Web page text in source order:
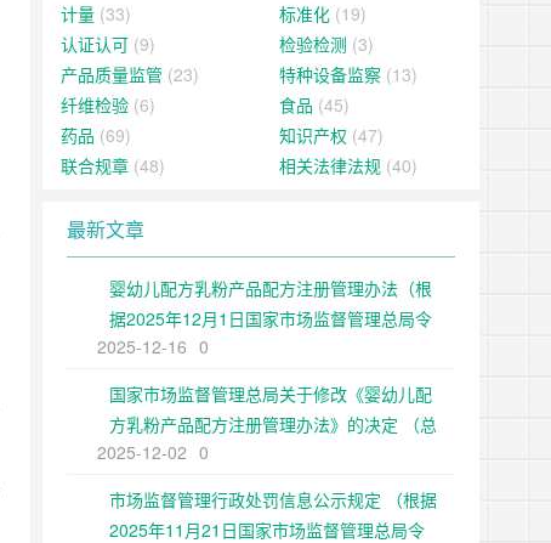
计量 (33) 标准化 (19)
认证认可 (9) 检验检测 (3)
产品质量监管 (23) 特种设备监察 (13)
纤维检验 (6) 食品 (45)
药品 (69) 知识产权 (47)
联合规章 (48) 相关法律法规 (40)
最新文章
婴幼儿配方乳粉产品配方注册管理办法（根
据2025年12月1日国家市场监督管理总局令
第109号修正）
2025-12-16 0
国家市场监督管理总局关于修改《婴幼儿配
方乳粉产品配方注册管理办法》的决定 （总
局令第109号公布 自公布之日起施行）
2025-12-02 0
市场监督管理行政处罚信息公示规定 （根据
2025年11月21日国家市场监督管理总局令